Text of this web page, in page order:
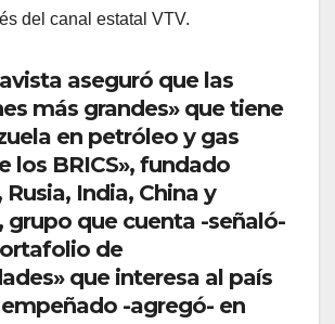
del canal estatal VTV.
aseguró que las
más grandes» que tiene
en petróleo y gas
los BRICS», fundado
Rusia, India, China y
grupo que cuenta -señaló-
de
que interesa al país
-agregó- en